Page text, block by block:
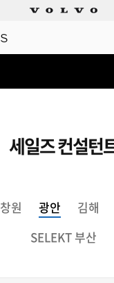
세일즈 컨설턴
창원 광안 김해
SELEKT 부산